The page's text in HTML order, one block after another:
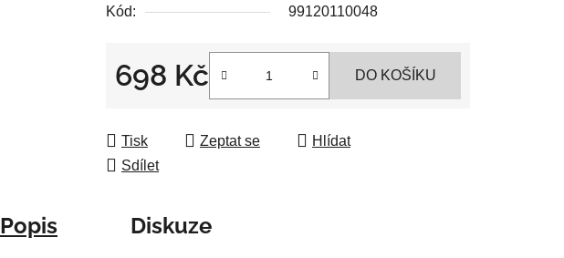
0,0
hvězdiček.
Kód:
99120110048
698 Kč DO KOŠÍKU
Tisk Zeptat se
Hlídat
Sdílet
Popis Diskuze